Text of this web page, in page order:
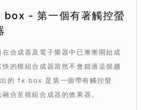
- 第一個有著觸控螢
合成器及電子樂器中已漸漸開始成
的模組合成器當然不會錯過這個趨
的 fx box 是第一個帶有觸控螢
合至模組合成器的效果器。